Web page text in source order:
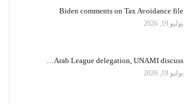
Biden comments on Tax Avoidance file
يوليو 19, 2026
Arab League delegation, UNAMI discuss…
يوليو 19, 2026